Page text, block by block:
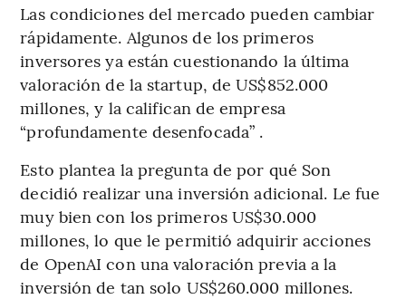
Las condiciones del mercado pueden cambiar
rápidamente. Algunos de los primeros
inversores ya están cuestionando la última
valoración de la startup, de US$852.000
millones, y la califican de empresa
“profundamente desenfocada” .
Esto plantea la pregunta de por qué Son
decidió realizar una inversión adicional. Le fue
muy bien con los primeros US$30.000
millones, lo que le permitió adquirir acciones
de OpenAI con una valoración previa a la
inversión de tan solo US$260.000 millones.